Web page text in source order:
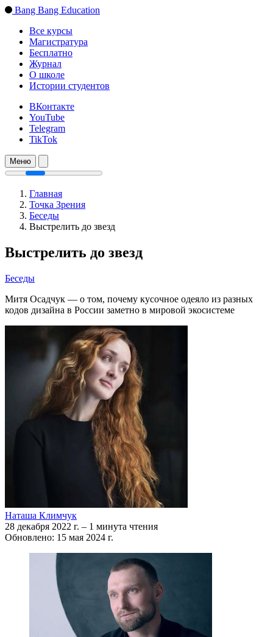
Bang Bang Education
Все курсы
Магистратура
Бесплатно
Журнал
О школе
Истории студентов
ВКонтакте
YouTube
Telegram
TikTok
Меню
Главная
Точка Зрения
Беседы
Выстрелить до звезд
Выстрелить до звезд
Беседы
Митя Осадчук — о том, почему кусочное одеяло из разных
кодов дизайна в России заметно в мировой экосистеме
Наташа Климчук
28 декабря 2022 г. – 1 минута чтения
Обновлено: 15 мая 2024 г.